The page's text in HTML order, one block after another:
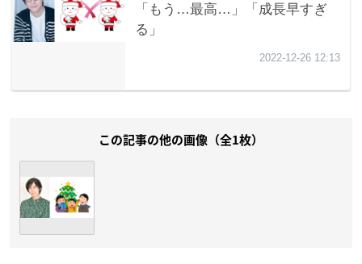
この記事の他の画像（全1枚）